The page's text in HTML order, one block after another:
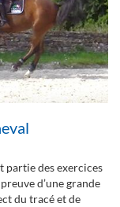
partie des exercices
d’une grande
du tracé et de